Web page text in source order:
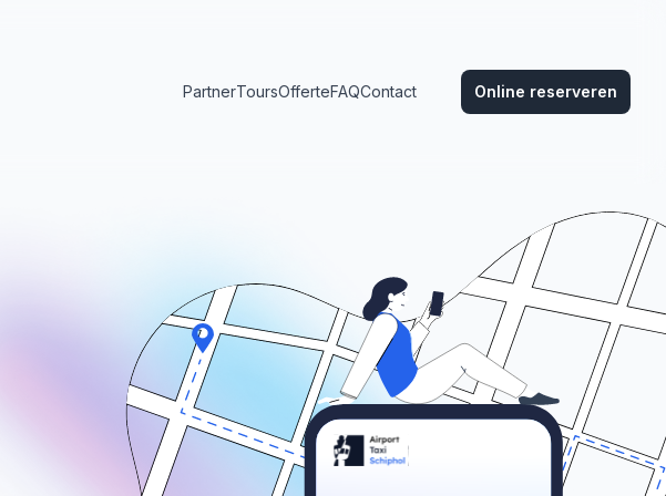
PartnerToursOfferteFAQContact Online reserveren